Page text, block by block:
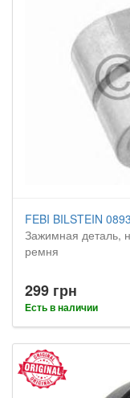
FEBI BILSTEIN
Зажимная деталь,
ремня
299 грн
Есть в наличии